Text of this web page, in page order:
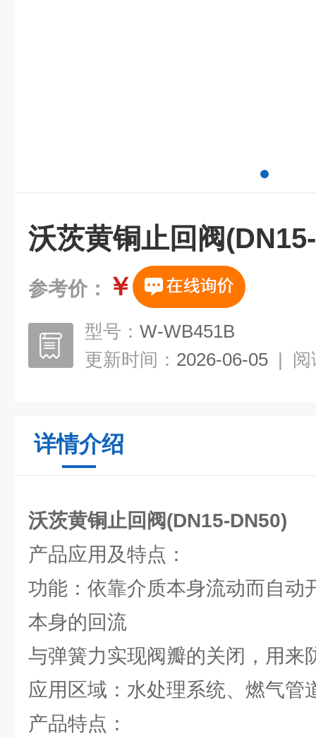
沃茨黄铜止回阀
参考价： ￥
型号： W-WB451B
更新时间： 2026-06-05 | 阅
详情介绍
沃茨黄铜止回阀(DN15-DN50)
产品应用及特点：
功能：依靠介质本身流动而自动
本身的回流
与弹簧力实现阀瓣的关闭，用来
应用区域：水处理系统、燃气管
产品特点：